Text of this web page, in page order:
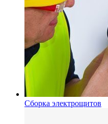
Сборка электрощитов